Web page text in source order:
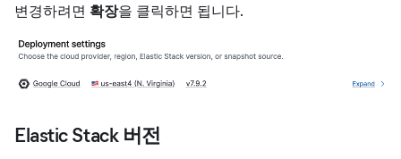
변경하려면 확장을 클릭하면 됩니다.
Elastic Stack 버전